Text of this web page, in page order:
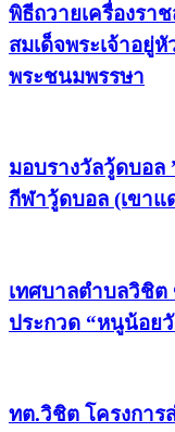
พิธีถวายเครื่องรา
สมเด็จพระเจ้าอยู่
พระชนมพรรษา
มอบรางวัลวู้ดบอล
กีฬาวู้ดบอล (เขาแ
เทศบาลตำบลวิชิต
ประกวด “หนูน้อย
ทต.วิชิต โครงการ